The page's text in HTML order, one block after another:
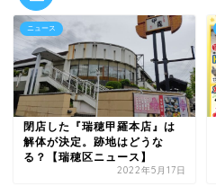
ニュース
閉店した『瑞穂甲羅本店』は
解体が決定。跡地はどうな
る？【瑞穂区ニュース】
2022年5月17日